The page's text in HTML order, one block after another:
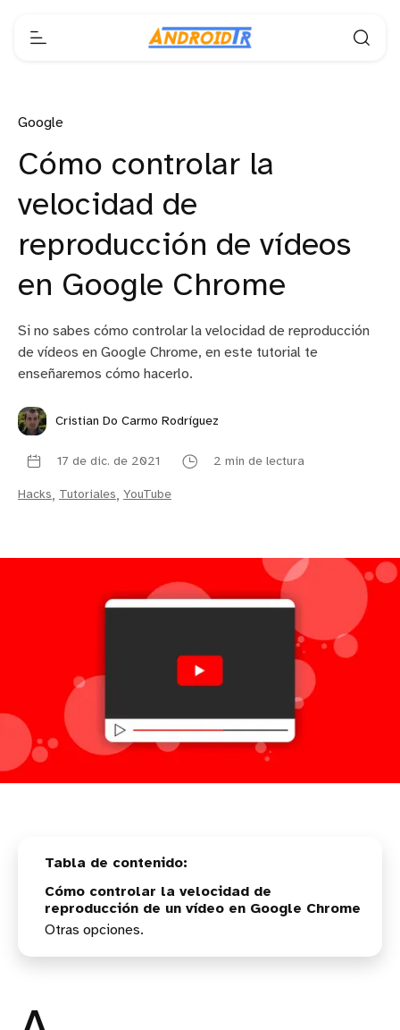
Google
Cómo controlar la
velocidad de
reproducción de vídeos
en Google Chrome
Si no sabes cómo controlar la velocidad de reproducción
de vídeos en Google Chrome, en este tutorial te
enseñaremos cómo hacerlo.
Cristian Do Carmo Rodríguez
17 de dic. de 2021 2 min de lectura
Hacks, Tutoriales, YouTube
Cómo controlar la velocidad de
reproducción de un vídeo en Google Chrome
Otras opciones.